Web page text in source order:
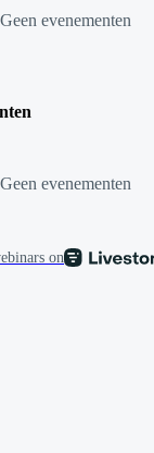
Geen evenementen
Geen evenementen
on